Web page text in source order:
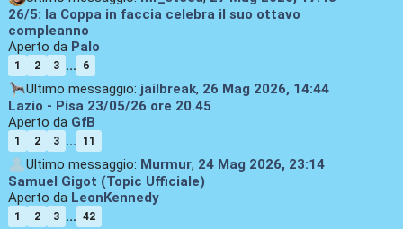
26/5: la Coppa in faccia celebra il suo ottavo
compleanno
Aperto da Palo
1 2 3 ... 6
Ultimo messaggio: jailbreak, 26 Mag 2026, 14:44
Lazio - Pisa 23/05/26 ore 20.45
Aperto da GfB
1 2 3 ... 11
Ultimo messaggio: Murmur, 24 Mag 2026, 23:14
Samuel Gigot (Topic Ufficiale)
Aperto da LeonKennedy
1 2 3 ... 42